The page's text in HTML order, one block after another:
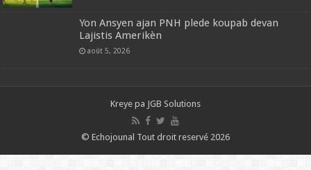
Yon Ansyen ajan PNH plede koupab devan
Lajistis Amerikèn
août 5, 2026
Kreye pa JGB Solutions
© Echojounal Tout droit reservé 2026